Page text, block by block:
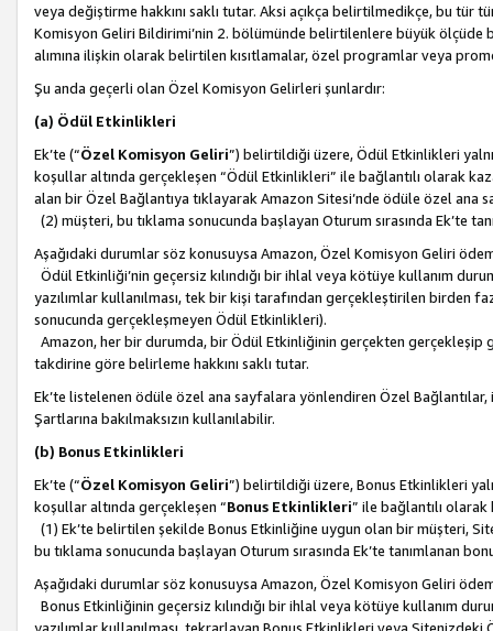
veya değiştirme hakkını saklı tutar. Aksi açıkça belirtilmedikçe, bu tür
Komisyon Geliri Bildirimi’nin 2. bölümünde belirtilenlere büyük ölçüde
alımına ilişkin olarak belirtilen kısıtlamalar, özel programlar veya
Şu anda geçerli olan Özel Komisyon Gelirleri şunlardır:
(a) Ödül Etkinlikleri
Ek’te (“Özel Komisyon Geliri”) belirtildiği üzere, Ödül Etkinlikleri
koşullar altında gerçekleşen “Ödül Etkinlikleri” ile bağlantılı olarak
alan bir Özel Bağlantıya tıklayarak Amazon Sitesi’nde ödüle özel ana
(2) müşteri, bu tıklama sonucunda başlayan Oturum sırasında Ek’te
Aşağıdaki durumlar söz konusuysa Amazon, Özel Komisyon Geliri
Ödül Etkinliği’nin geçersiz kılındığı bir ihlal veya kötüye kullanım
yazılımlar kullanılması, tek bir kişi tarafından gerçekleştirilen
sonucunda gerçekleşmeyen Ödül Etkinlikleri).
Amazon, her bir durumda, bir Ödül Etkinliğinin gerçekten gerçekleşip
takdirine göre belirleme hakkını saklı tutar.
Ek’te listelenen ödüle özel ana sayfalara yönlendiren Özel
Şartlarına bakılmaksızın kullanılabilir.
(b) Bonus Etkinlikleri
Ek’te (“Özel Komisyon Geliri”) belirtildiği üzere, Bonus Etkinlikleri
koşullar altında gerçekleşen “Bonus Etkinlikleri” ile bağlantılı olarak
(1) Ek’te belirtilen şekilde Bonus Etkinliğine uygun olan bir müşteri,
bu tıklama sonucunda başlayan Oturum sırasında Ek’te tanımlanan
Aşağıdaki durumlar söz konusuysa Amazon, Özel Komisyon Geliri
Bonus Etkinliğinin geçersiz kılındığı bir ihlal veya kötüye kullanım